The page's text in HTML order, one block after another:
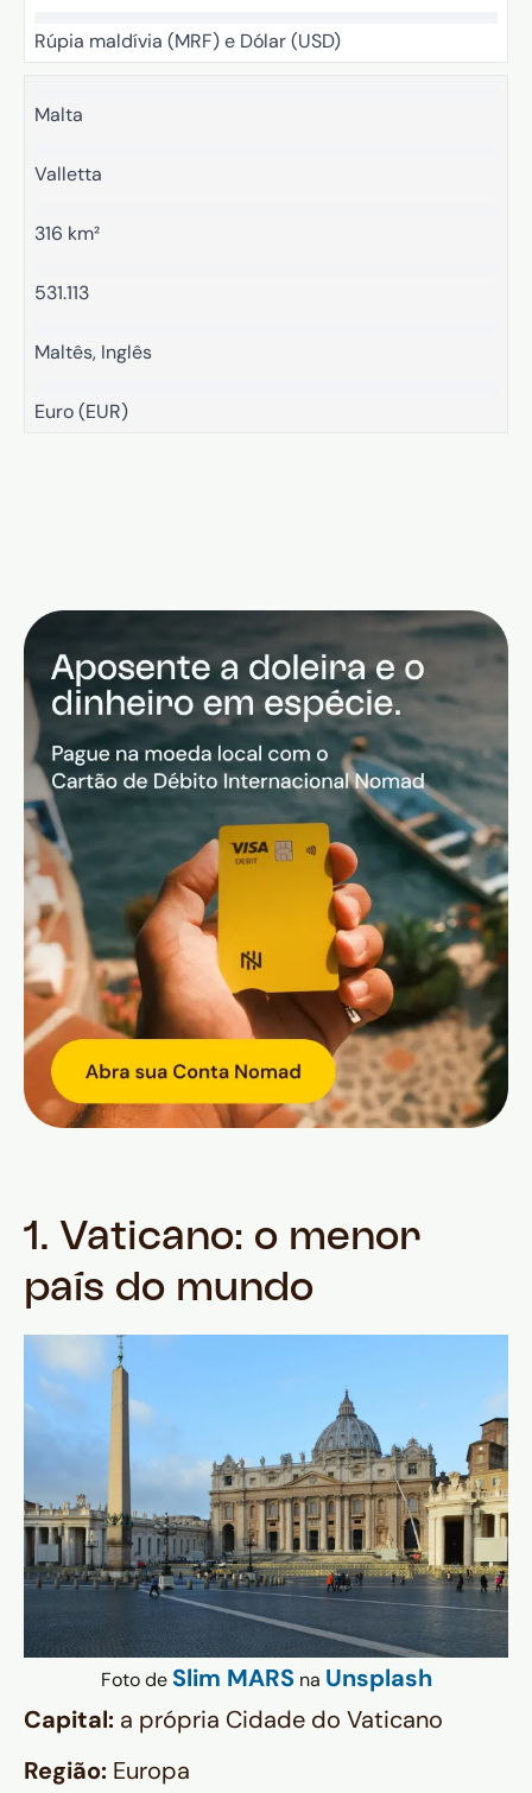
Rúpia maldívia (MRF) e Dólar (USD)
Malta
Valletta
316 km²
531.113
Maltês, Inglês
Euro (EUR)
1. Vaticano: o menor
país do mundo
Foto de Slim MARS na Unsplash
Capital: a própria Cidade do Vaticano
Região: Europa